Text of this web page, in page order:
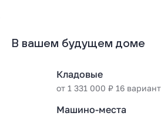
В вашем будущем доме
Кладовые
от 1 331 000 ₽ 16
Машино-места